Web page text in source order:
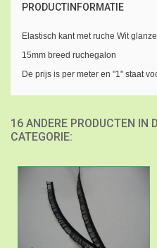
PRODUCTINFORMATIE
Elastisch kant met ruche Wit
15mm breed ruchegalon
De prijs is per meter en "1" staat
16 ANDERE PRODUCTEN IN
CATEGORIE: